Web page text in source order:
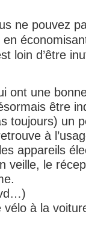
ne pouvez
loin d’être
ont une
être
toujours) un
à
appareils
veille, le
à la